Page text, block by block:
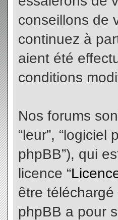
conseillons de
continuez à
aient été
conditions
Nos forums
“leur”, “logiciel
phpBB”), qui
licence “
être téléchargé
phpBB a pour